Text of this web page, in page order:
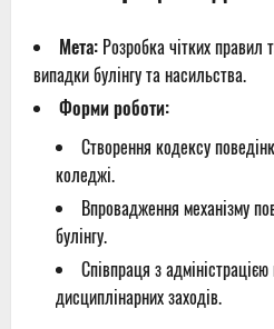
Мета: Розробка чітких правил
випадки булінгу та насильства.
Форми роботи:
Створення кодексу
коледжі.
Впровадження механізму
булінгу.
Співпраця з
дисциплінарних заходів.